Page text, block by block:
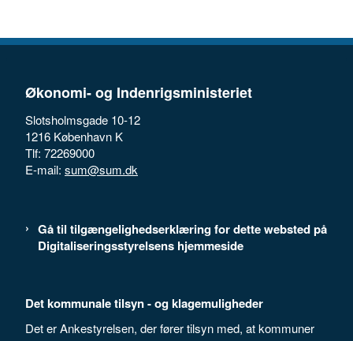
Økonomi- og Indenrigsministeriet
Slotsholmsgade 10-12
1216 København K
Tlf: 72269000
E-mail: sum@sum.dk
Gå til tilgængelighedserklæring for dette websted på
Digitaliseringsstyrelsens hjemmeside
Det kommunale tilsyn - og klagemuligheder
Det er Ankestyrelsen, der fører tilsyn med, at kommuner